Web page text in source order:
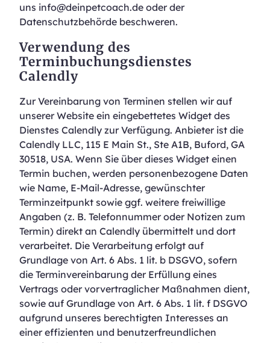
uns info@deinpetcoach.de oder der
Datenschutzbehörde beschweren.
Verwendung des
Terminbuchungsdienstes
Calendly
Zur Vereinbarung von Terminen stellen wir auf
unserer Website ein eingebettetes Widget des
Dienstes Calendly zur Verfügung. Anbieter ist die
Calendly LLC, 115 E Main St., Ste A1B, Buford, GA
30518, USA. Wenn Sie über dieses Widget einen
Termin buchen, werden personenbezogene Daten
wie Name, E-Mail-Adresse, gewünschter
Terminzeitpunkt sowie ggf. weitere freiwillige
Angaben (z. B. Telefonnummer oder Notizen zum
Termin) direkt an Calendly übermittelt und dort
verarbeitet. Die Verarbeitung erfolgt auf
Grundlage von Art. 6 Abs. 1 lit. b DSGVO, sofern
die Terminvereinbarung der Erfüllung eines
Vertrags oder vorvertraglicher Maßnahmen dient,
sowie auf Grundlage von Art. 6 Abs. 1 lit. f DSGVO
aufgrund unseres berechtigten Interesses an
einer effizienten und benutzerfreundlichen